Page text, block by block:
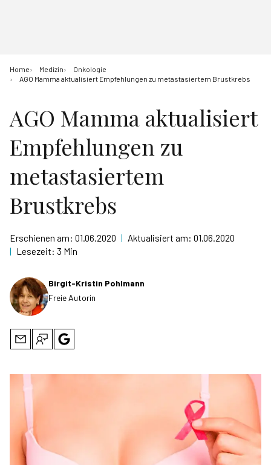
Home Medizin
Onkologie
AGO Mamma aktualisiert Empfehlungen zu metastasiertem Brustkrebs
AGO Mamma aktualisiert
Empfehlungen zu
metastasiertem
Brustkrebs
Erschienen am: 01.06.2020 | Aktualisiert am: 01.06.2020
| Lesezeit: 3 Min
Birgit-Kristin Pohlmann
Freie Autorin